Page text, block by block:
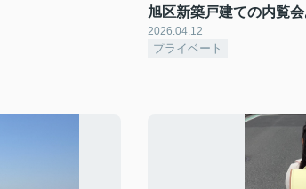
旭区新築戸建ての内覧
2026.04.12
プライベート